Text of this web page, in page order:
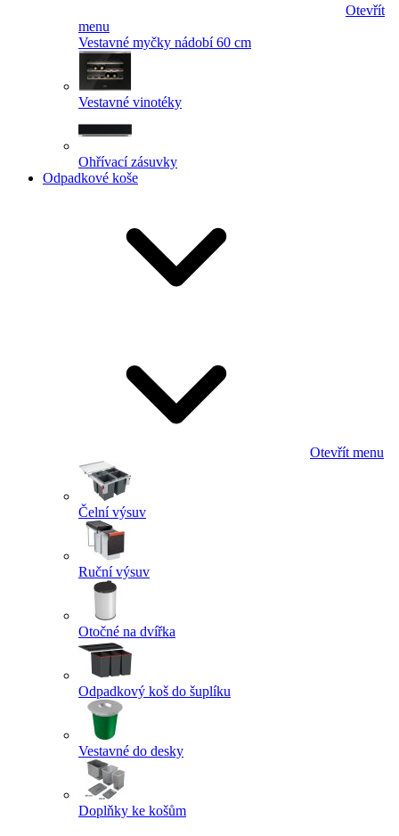
Otevřít
menu
Vestavné myčky nádobí 60 cm
Vestavné vinotéky
Ohřívací zásuvky
Odpadkové koše
Otevřít menu
Čelní výsuv
Ruční výsuv
Otočné na dvířka
Odpadkový koš do šuplíku
Vestavné do desky
Doplňky ke košům